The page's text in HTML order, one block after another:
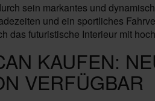
sein markantes und
und ein sportliches
das futuristische Interieur mit
KAUFEN:
VERFÜGBAR